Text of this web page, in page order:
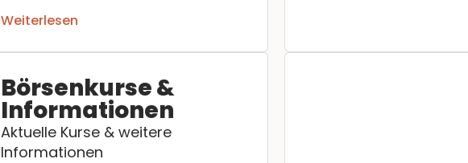
Weiterlesen
Börsenkurse &
Informationen
Aktuelle Kurse & weitere
Informationen